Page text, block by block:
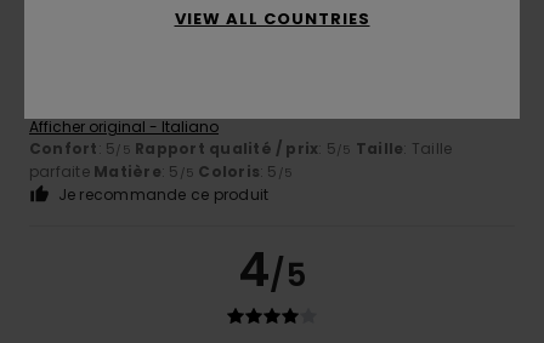
Afficher original - Italiano
Confort: 5/5 Rapport qualité / prix: 5/5 Taille: Taille
parfaite Matière: 5 /5 Coloris: 5 /5
Je recommande ce produit
4/5
VIEW ALL COUNTRIES